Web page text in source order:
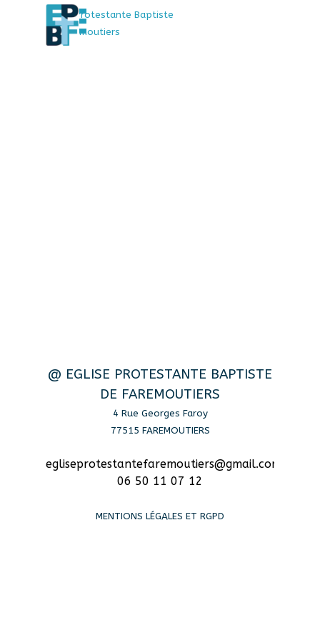
Aller au contenuSauter le menu
Église Protestante Baptiste
de Faremoutiers
@ EGLISE PROTESTANTE BAPTISTE
DE FAREMOUTIERS
4 Rue Georges Faroy
77515 FAREMOUTIERS
egliseprotestantefaremoutiers@gmail.com
06 50 11 07 12
MENTIONS LÉGALES ET RGPD